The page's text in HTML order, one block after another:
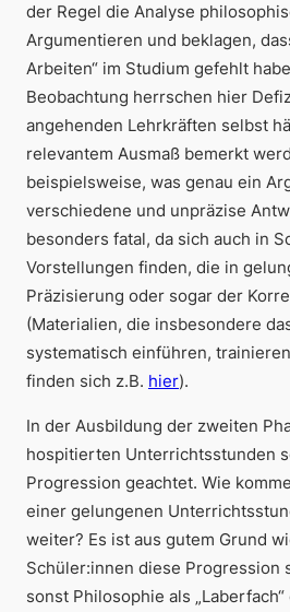
der Regel die Analyse
Argumentieren und beklagen,
Arbeiten“ im Studium gefehlt
Beobachtung herrschen hier
angehenden Lehrkräften selbst
relevantem Ausmaß bemerkt
beispielsweise, was genau ein
verschiedene und unpräzise
besonders fatal, da sich auch in
Vorstellungen finden, die in
Präzisierung oder sogar der
(Materialien, die insbesondere
systematisch einführen,
finden sich z.B. hier).
In der Ausbildung der zweiten
hospitierten Unterrichtsstunden
Progression geachtet. Wie
einer gelungenen
weiter? Es ist aus gutem Grund
Schüler:innen diese Progression
sonst Philosophie als